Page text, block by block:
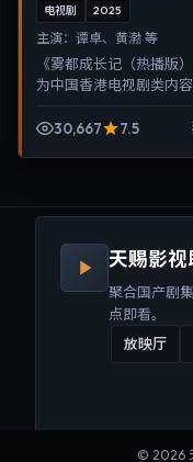
电视剧 2025
主演： 谭卓、黄渤 等
《雾都成长记（热播版）
为中国香港电视剧类内容
凑、画面清晰，适合移
30,667 7.5
天赐影视
聚合国产剧
点即看。
放映厅
© 2026